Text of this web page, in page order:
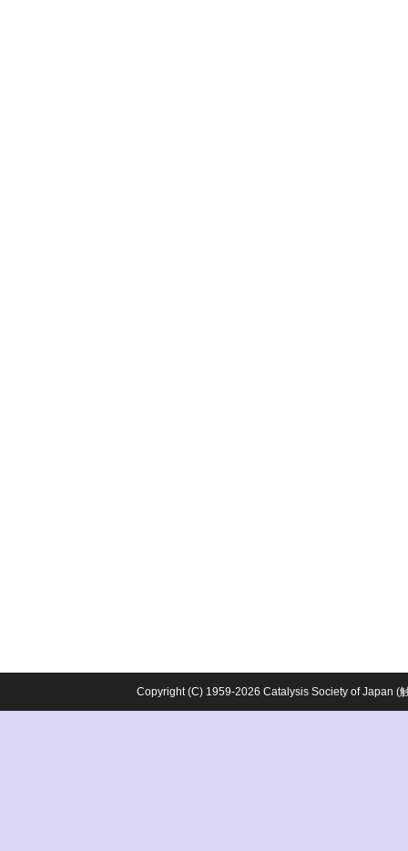
Copyright (C) 1959-2026 Catalysis Society of Japan (